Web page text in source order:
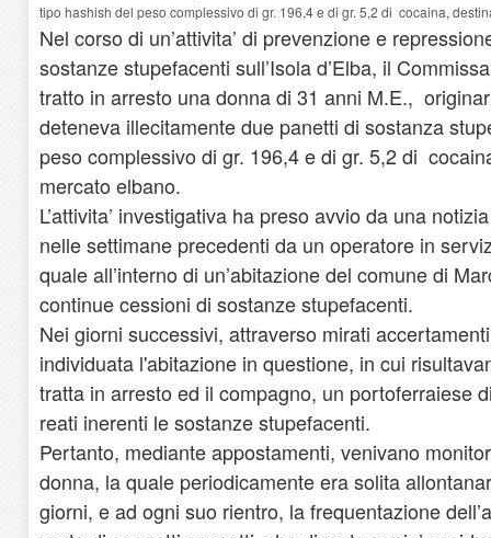
tipo hashish del peso complessivo di gr. 196,4 e di gr. 5,2 di cocaina,
Nel corso di un’attivita’ di prevenzione e
sostanze stupefacenti sull’Isola d’Elba, il
tratto in arresto una donna di 31 anni M.E.,
deteneva illecitamente due panetti di sostanza
peso complessivo di gr. 196,4 e di gr. 5,2 di
mercato elbano.
L’attivita’ investigativa ha preso avvio da una
nelle settimane precedenti da un operatore in
quale all’interno di un’abitazione del comune di
continue cessioni di sostanze stupefacenti.
Nei giorni successivi, attraverso mirati
individuata l'abitazione in questione, in cui
tratta in arresto ed il compagno, un portoferraiese
reati inerenti le sostanze stupefacenti.
Pertanto, mediante appostamenti, venivano
donna, la quale periodicamente era solita
giorni, e ad ogni suo rientro, la frequentazione